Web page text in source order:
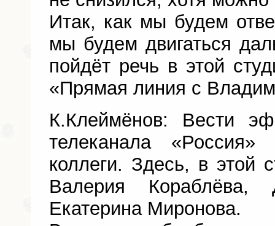
Итак, как мы будем
мы будем двигаться
пойдёт речь в этой
«Прямая линия с
К.Клеймёнов: Вести
телеканала
коллеги. Здесь, в этой
Валерия
Екатерина Миронова.